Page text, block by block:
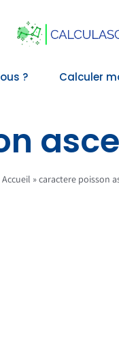
? Calculer
Accueil »caractere poisson